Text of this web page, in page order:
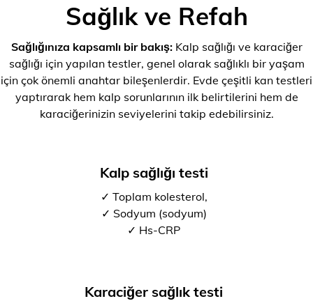
Sağlık ve Refah
Sağlığınıza kapsamlı bir bakış:Kalp sağlığı ve karaciğer
sağlığı için yapılan testler, genel olarak sağlıklı bir yaşam
için çok önemli anahtar bileşenlerdir. Evde çeşitli kan testleri
yaptırarak hem kalp sorunlarının ilk belirtilerini hem de
karaciğerinizin seviyelerini takip edebilirsiniz.
Kalp sağlığı testi
✓ Toplam kolesterol,
✓ Sodyum (sodyum)
✓ Hs-CRP
Karaciğer sağlık testi